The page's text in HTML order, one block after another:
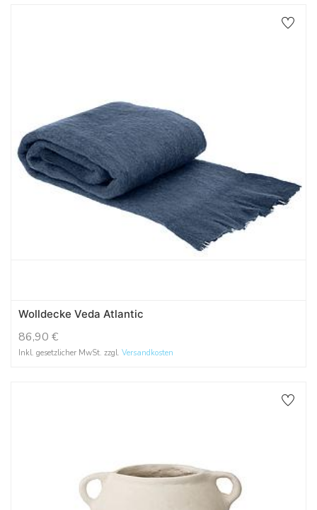
Wolldecke Veda Atlantic
86,90 €
Inkl. gesetzlicher MwSt. zzgl. Versandkosten